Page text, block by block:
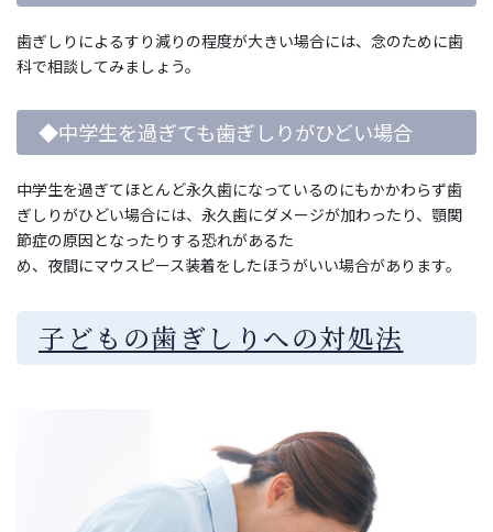
歯ぎしりによるすり減りの程度が大きい場合には、念のために歯
科で相談してみましょう。
◆中学生を過ぎても歯ぎしりがひどい場合
中学生を過ぎてほとんど永久歯になっているのにもかかわらず歯
ぎしりがひどい場合には、永久歯にダメージが加わったり、顎関
節症の原因となったりする恐れがあるた
め、夜間にマウスピース装着をしたほうがいい場合があります。
子どもの歯ぎしりへの対処法